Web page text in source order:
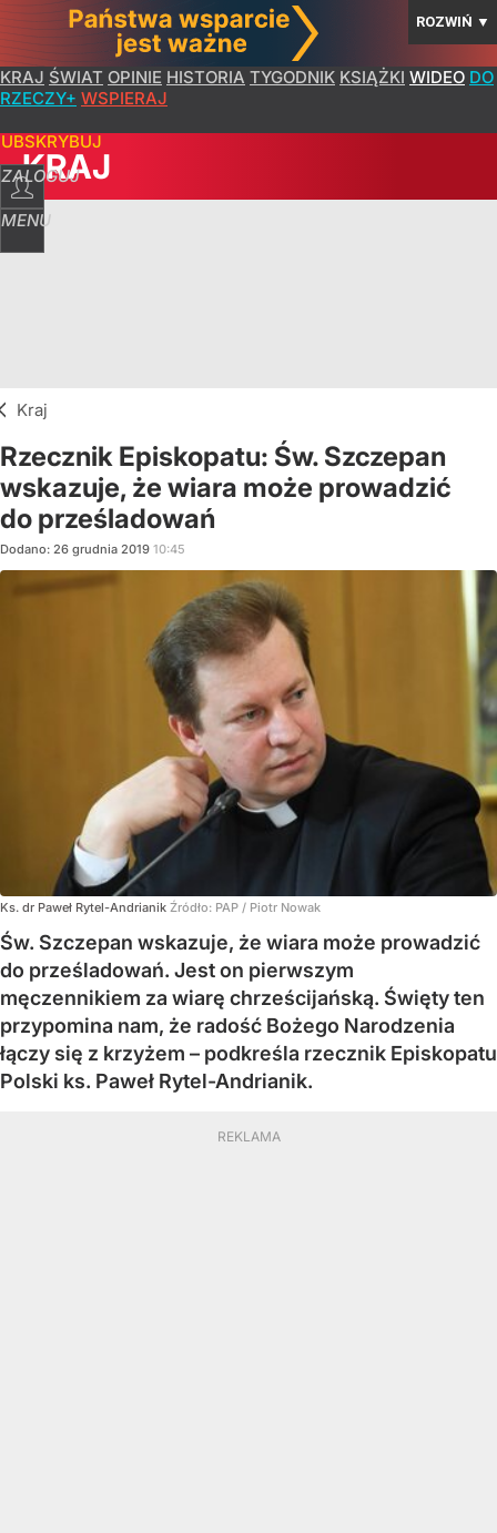
ROZWIŃ ▼
KRAJ ŚWIAT OPINIE HISTORIA TYGODNIK KSIĄŻKI WIDEO DO
RZECZY+ WSPIERAJ
ZALOGUJ
MENU
KRAJ
Kraj
Rzecznik Episkopatu: Św. Szczepan
wskazuje, że wiara może prowadzić
do prześladowań
Dodano: 26 grudnia 2019 10:45
Ks. dr Paweł Rytel-Andrianik Źródło: PAP / Piotr Nowak
Św. Szczepan wskazuje, że wiara może prowadzić
do prześladowań. Jest on pierwszym
męczennikiem za wiarę chrześcijańską. Święty ten
przypomina nam, że radość Bożego Narodzenia
łączy się z krzyżem – podkreśla rzecznik Episkopatu
Polski ks. Paweł Rytel-Andrianik.